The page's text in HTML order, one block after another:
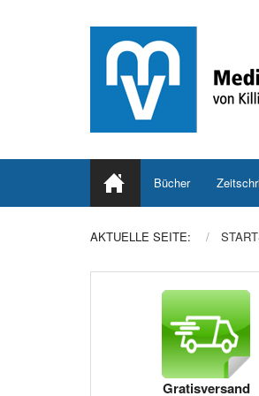
Bücher
AKTUELLE SEITE:
Gratisversand